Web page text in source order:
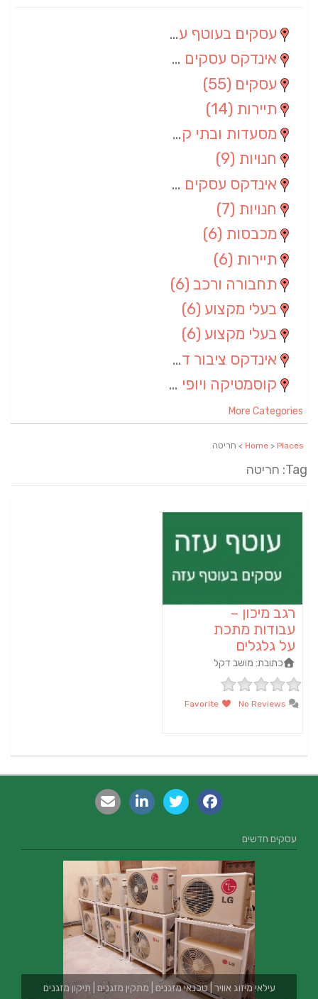
עסקים בעוטף עזה
אינדקס עסקים מרחבי
עסקים (55)
תיירות (14)
מסעדות ובתי קפה
חנויות (9)
אינדקס עסקים ארצי
חנויות (7)
מכבסות (6)
תיירות (6)
תחבורה ורכב (6)
בעלי מקצוע (6)
בעלי מקצוע (6)
אינדקס ציבור דתי
קוסמטיקה ויופי (4)
More Categories
Home > Places > חריטה
Tag: חריטה
רגב מיכון –
עבודות מתכת
על גלגלים
כתובת: מושב דקל
עסקים חדשים
עילאי מיזוג אוויר | טכנאי מזגנים | מתקין מזגנים | תיקון מזגנים